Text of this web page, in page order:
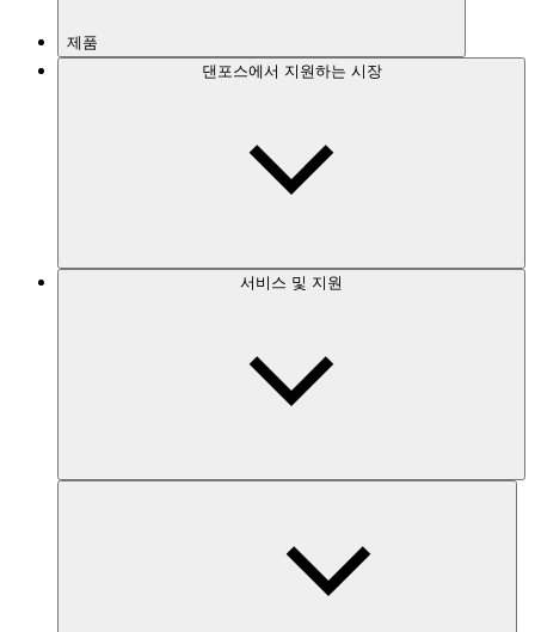
제품
댄포스에서 지원하는 시장
서비스 및 지원